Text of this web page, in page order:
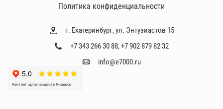
г. Екатеринбург, ул. Энтузиастов 15
+7 343 266 30 88,+7 902 879 82 32
info@e7000.ru
Политика конфиденциальности